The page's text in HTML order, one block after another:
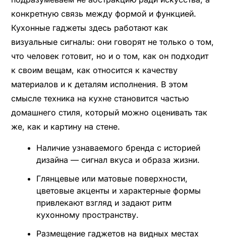
конкретную связь между формой и функцией.
Кухонные гаджеты здесь работают как
визуальные сигналы: они говорят не только о том,
что человек готовит, но и о том, как он подходит
к своим вещам, как относится к качеству
материалов и к деталям исполнения. В этом
смысле техника на кухне становится частью
домашнего стиля, который можно оценивать так
же, как и картину на стене.
Наличие узнаваемого бренда с историей
дизайна — сигнал вкуса и образа жизни.
Глянцевые или матовые поверхности,
цветовые акценты и характерные формы
привлекают взгляд и задают ритм
кухонному пространству.
Размещение гаджетов на видных местах